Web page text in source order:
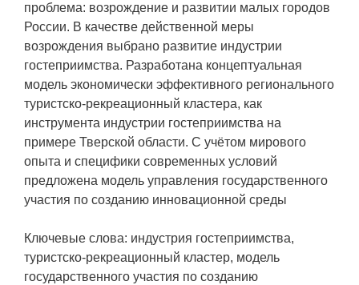
проблема: возрождение и развитии малых городов
России. В качестве действенной меры
возрождения выбрано развитие индустрии
гостеприимства. Разработана концептуальная
модель экономически эффективного регионального
туристско-рекреационный кластера, как
инструмента индустрии гостеприимства на
примере Тверской области. С учётом мирового
опыта и специфики современных условий
предложена модель управления государственного
участия по созданию инновационной среды
Ключевые слова: индустрия гостеприимства,
туристско-рекреационный кластер, модель
государственного участия по созданию